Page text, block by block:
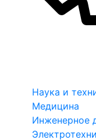
Наука и
Медицина
Инженерное